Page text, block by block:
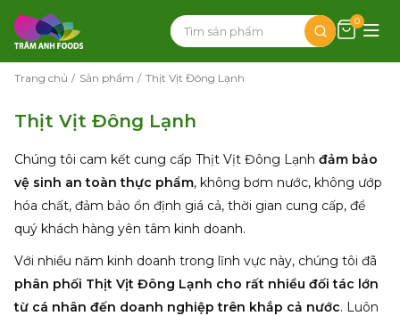
0
Trang chủ Sản phẩm Thịt Vịt Đông Lạnh
Thịt Vịt Đông Lạnh
Chúng tôi cam kết cung cấp Thịt Vịt Đông Lạnh đảm bảo
vệ sinh an toàn thực phẩm, không bơm nước, không ướp
hóa chất, đảm bảo ổn định giá cả, thời gian cung cấp, để
quý khách hàng yên tâm kinh doanh.
Với nhiều năm kinh doanh trong lĩnh vực này, chúng tôi đã
phân phối Thịt Vịt Đông Lạnh cho rất nhiều đối tác lớn
từ cá nhân đến doanh nghiệp trên khắp cả nước. Luôn